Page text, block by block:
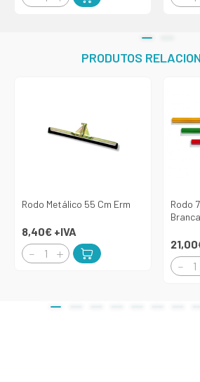
PRODUTOS
Rodo Metálico 55 Cm Erm
8,40€ +IVA
Rodo